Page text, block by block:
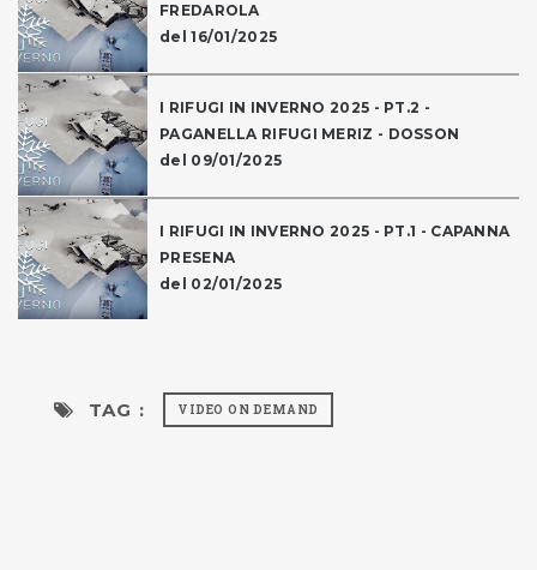
FREDAROLA
del 16/01/2025
I RIFUGI IN INVERNO 2025 - PT.2 -
PAGANELLA RIFUGI MERIZ - DOSSON
del 09/01/2025
I RIFUGI IN INVERNO 2025 - PT.1 - CAPANNA
PRESENA
del 02/01/2025
TAG : VIDEO ON DEMAND